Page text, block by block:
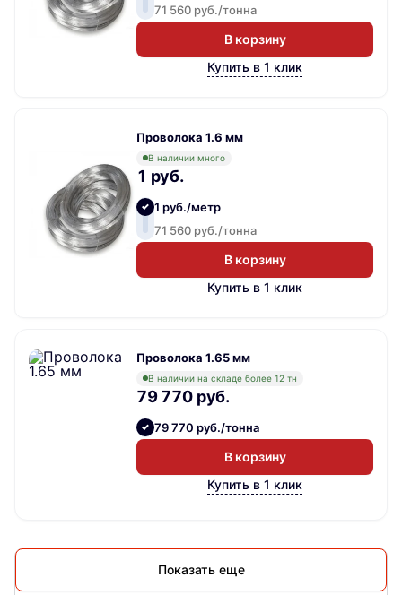
71 560 руб./тонна
В корзину
Купить в 1 клик
Проволока 1.6 мм
В наличии много
1 руб.
1 руб./метр
71 560 руб./тонна
В корзину
Купить в 1 клик
Проволока 1.65 мм
В наличии на складе более 12 тн
79 770 руб.
79 770 руб./тонна
В корзину
Купить в 1 клик
Показать еще